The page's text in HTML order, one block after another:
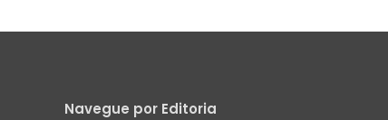
Navegue por Editoria